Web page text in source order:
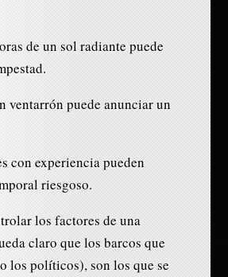
de un sol radiante puede
ventarrón puede anunciar un
con experiencia pueden
riesgoso.
los factores de una
claro que los barcos que
los políticos), son los que se